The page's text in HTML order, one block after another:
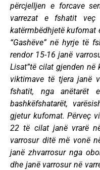
përcjelljen e forcave
varrezat e fshatit
katërmbëdhjetë kufomat
“Gashëve” në hyrje të
rendor 15-16 janë
Lisat”të cilat gjenden në
viktimave të tjera janë
fshatit, nga anëtarët
bashkëfshatarët,
gjetur kufomat. Përveç
22 të cilat janë vrarë
varrosur ditë më vonë
janë zhvarrosur nga
dhe janë varrosur në